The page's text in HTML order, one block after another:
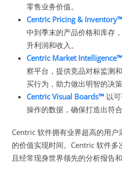
零售业务价值。
Centric Pricing & Inventory™
中到季末的产品价格和库存
升利润和收入。
Centric Market Intelligence™
察平台，提供竞品对标监测
买行为，助力做出明智的决策
Centric Visual Boards™ 以
操作的数据，确保打造出符
Centric 软件拥有业界超高的用
的价值实现时间。Centric 软件
且经常现身世界领先的分析报告和